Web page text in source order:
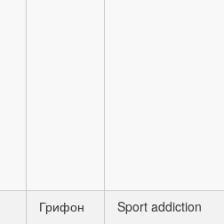
Грифон Sport addiction